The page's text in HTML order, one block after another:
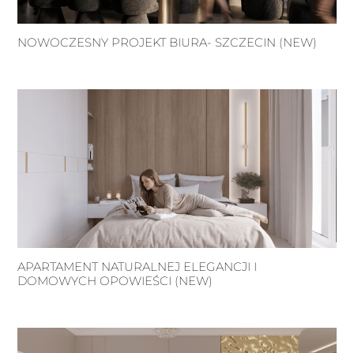
NOWOCZESNY PROJEKT BIURA- SZCZECIN (NEW)
APARTAMENT NATURALNEJ ELEGANCJI I
DOMOWYCH OPOWIEŚCI (NEW)